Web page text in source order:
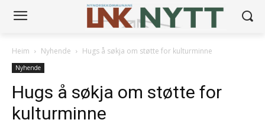
Heim Nyhende Hugs å søkja om støtte for kulturminne
Nyhende
Hugs å søkja om støtte for
kulturminne